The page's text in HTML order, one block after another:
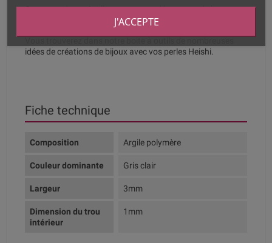
Sur un cordon cuir, elles sauront se démarquer de la
tendance et créer des bijoux d'été très originaux
idées de créations de bijoux avec vos perles Heishi.
Fiche technique
Composition Argile polymère
Couleur dominante Gris clair
Largeur 3mm
Dimension du trou
intérieur
1mm
J'ACCEPTE